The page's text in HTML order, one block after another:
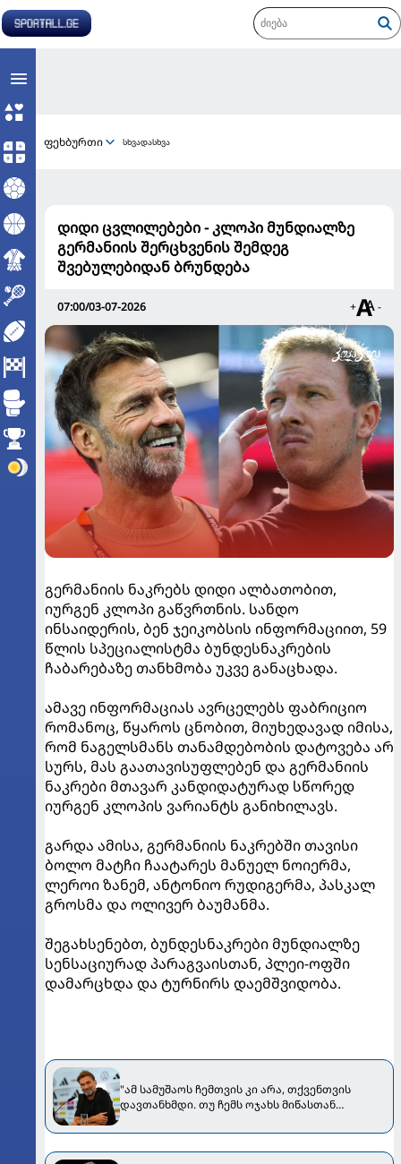
ფეხბურთი სხვადასხვა
დიდი ცვლილებები - კლოპი მუნდიალზე
გერმანიის შერცხვენის შემდეგ
შვებულებიდან ბრუნდება
07:00/03-07-2026 + -
გერმანიის ნაკრებს დიდი ალბათობით,
იურგენ კლოპი გაწვრთნის. სანდო
ინსაიდერის, ბენ ჯეიკობსის ინფორმაციით, 59
წლის სპეციალისტმა ბუნდესნაკრების
ჩაბარებაზე თანხმობა უკვე განაცხადა.
ამავე ინფორმაციას ავრცელებს ფაბრიციო
რომანოც, წყაროს ცნობით, მიუხედავად იმისა,
რომ ნაგელსმანს თანამდებობის დატოვება არ
სურს, მას გაათავისუფლებენ და გერმანიის
ნაკრები მთავარ კანდიდატურად სწორედ
იურგენ კლოპის ვარიანტს განიხილავს.
გარდა ამისა, გერმანიის ნაკრებში თავისი
ბოლო მატჩი ჩაატარეს მანუელ ნოიერმა,
ლეროი ზანემ, ანტონიო რუდიგერმა, პასკალ
გროსმა და ოლივერ ბაუმანმა.
შეგახსენებთ, ბუნდესნაკრები მუნდიალზე
სენსაციურად პარაგვაისთან, პლეი-ოფში
დამარცხდა და ტურნირს დაემშვიდობა.
"ამ სამუშაოს ჩემთვის კი არა, თქვენთვის
დავთანხმდი. თუ ჩემს ოჯახს მიწასთან
ჩაიბარა